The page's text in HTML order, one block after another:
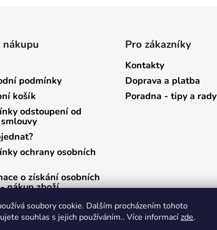
soubory cookie. Dalším procházením tohoto
souhlas s jejich používáním.. Více informacízde.
nákupu
podmínky
košík
odstoupení od
ochrany osobních
o získání osobních
nákup zboží
o získání osobních
zasílání newsletterů
Pro zákazníky
Kontakty
Doprava a platba
Poradna - tipy a rady